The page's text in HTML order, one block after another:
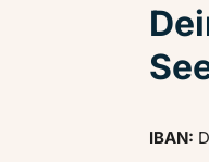
IBAN: